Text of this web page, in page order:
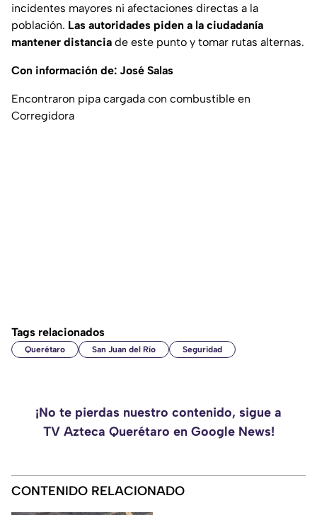
incidentes mayores ni afectaciones directas a la
población. Las autoridades piden a la ciudadanía
mantener distancia de este punto y tomar rutas alternas.
Con información de: José Salas
Encontraron pipa cargada con combustible en
Corregidora
Tags relacionados
Querétaro San Juan del Río Seguridad
¡No te pierdas nuestro contenido, sigue a
TV Azteca Querétaro en Google News!
CONTENIDO RELACIONADO